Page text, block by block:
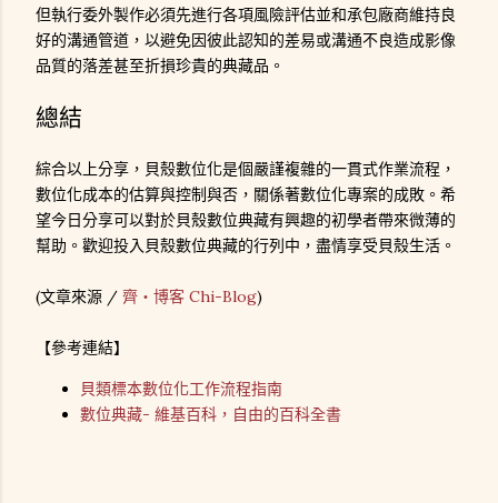
但執行委外製作必須先進行各項風險評估並和承包廠商維持良
好的溝通管道，以避免因彼此認知的差易或溝通不良造成影像
品質的落差甚至折損珍貴的典藏品。
總結
綜合以上分享，貝殼數位化是個嚴謹複雜的一貫式作業流程，
數位化成本的估算與控制與否，關係著數位化專案的成敗。希
望今日分享可以對於貝殼數位典藏有興趣的初學者帶來微薄的
幫助。歡迎投入貝殼數位典藏的行列中，盡情享受貝殼生活。
(文章來源 / 齊‧博客 Chi-Blog)
【參考連結】
貝類標本數位化工作流程指南
數位典藏- 維基百科，自由的百科全書